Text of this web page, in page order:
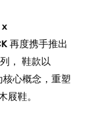
x
再度携手推出
， 鞋款以
核心概念，重塑
屐鞋。